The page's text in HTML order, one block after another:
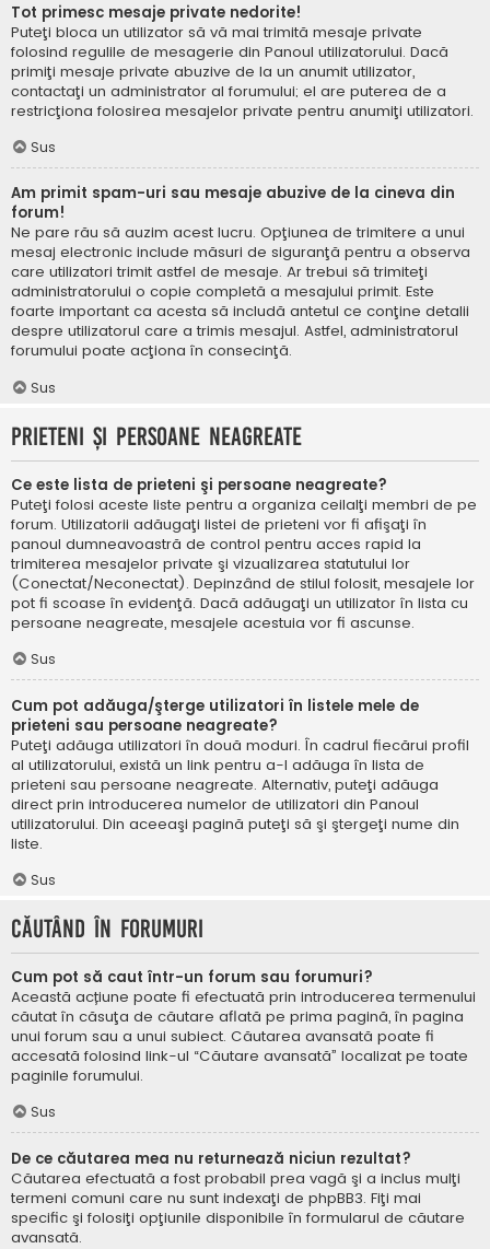
Tot primesc mesaje private nedorite!
Puteţi bloca un utilizator să vă mai trimită mesaje private
folosind regulile de mesagerie din Panoul utilizatorului. Dacă
primiţi mesaje private abuzive de la un anumit utilizator,
contactaţi un administrator al forumului; el are puterea de a
restricţiona folosirea mesajelor private pentru anumiţi utilizatori.
Sus
Am primit spam-uri sau mesaje abuzive de la cineva din
forum!
Ne pare rău să auzim acest lucru. Opţiunea de trimitere a unui
mesaj electronic include măsuri de siguranţă pentru a observa
care utilizatori trimit astfel de mesaje. Ar trebui să trimiteţi
administratorului o copie completă a mesajului primit. Este
foarte important ca acesta să includă antetul ce conţine detalii
despre utilizatorul care a trimis mesajul. Astfel, administratorul
forumului poate acţiona în consecinţă.
Sus
Prieteni şi persoane neagreate
Ce este lista de prieteni şi persoane neagreate?
Puteţi folosi aceste liste pentru a organiza ceilalţi membri de pe
forum. Utilizatorii adăugaţi listei de prieteni vor fi afişaţi în
panoul dumneavoastră de control pentru acces rapid la
trimiterea mesajelor private şi vizualizarea statutului lor
(Conectat/Neconectat). Depinzând de stilul folosit, mesajele lor
pot fi scoase în evidenţă. Dacă adăugaţi un utilizator în lista cu
persoane neagreate, mesajele acestuia vor fi ascunse.
Sus
Cum pot adăuga/şterge utilizatori în listele mele de
prieteni sau persoane neagreate?
Puteţi adăuga utilizatori în două moduri. În cadrul fiecărui profil
al utilizatorului, există un link pentru a-l adăuga în lista de
prieteni sau persoane neagreate. Alternativ, puteţi adăuga
direct prin introducerea numelor de utilizatori din Panoul
utilizatorului. Din aceeaşi pagină puteţi să şi ştergeţi nume din
liste.
Sus
Căutând în forumuri
Cum pot să caut într-un forum sau forumuri?
Această acțiune poate fi efectuată prin introducerea termenului
căutat în căsuţa de căutare aflată pe prima pagină, în pagina
unui forum sau a unui subiect. Căutarea avansată poate fi
accesată folosind link-ul “Căutare avansată” localizat pe toate
paginile forumului.
Sus
De ce căutarea mea nu returnează niciun rezultat?
Căutarea efectuată a fost probabil prea vagă şi a inclus mulţi
termeni comuni care nu sunt indexaţi de phpBB3. Fiţi mai
specific şi folosiţi opţiunile disponibile în formularul de căutare
avansată.